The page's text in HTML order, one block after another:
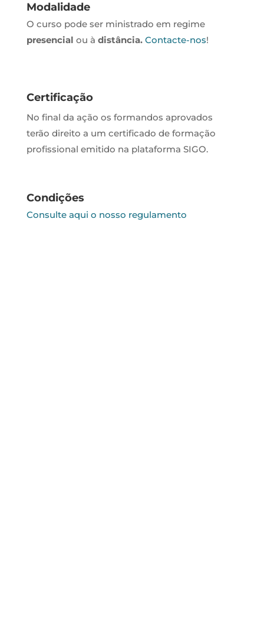
Modalidade
O curso pode ser ministrado em regime
presencial ou à distância. Contacte-nos!
Certificação
No final da ação os formandos aprovados
terão direito a um certificado de formação
profissional emitido na plataforma SIGO.
Condições
Consulte aqui o nosso regulamento